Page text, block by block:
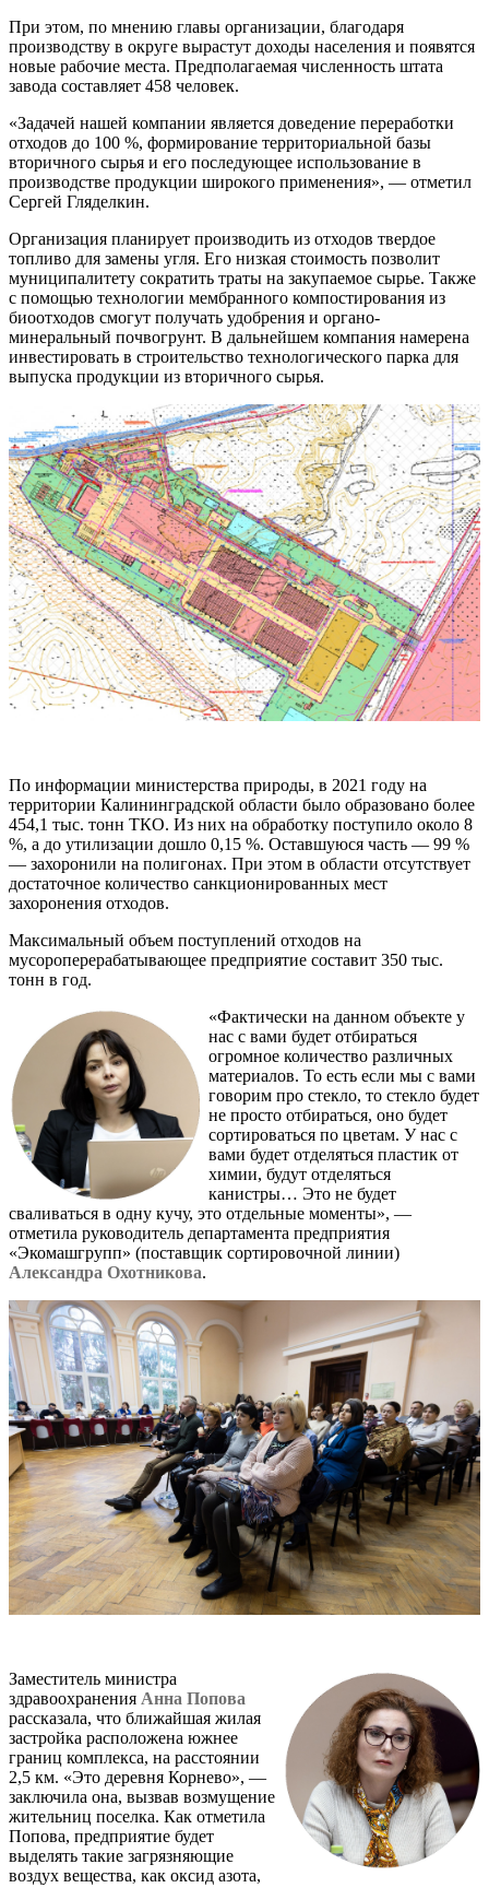
При этом, по мнению главы организации, благодаря
производству в округе вырастут доходы населения и появятся
новые рабочие места. Предполагаемая численность штата
завода составляет 458 человек.
«Задачей нашей компании является доведение переработки
отходов до 100 %, формирование территориальной базы
вторичного сырья и его последующее использование в
производстве продукции широкого применения», — отметил
Сергей Гляделкин.
Организация планирует производить из отходов твердое
топливо для замены угля. Его низкая стоимость позволит
муниципалитету сократить траты на закупаемое сырье. Также
с помощью технологии мембранного компостирования из
биоотходов смогут получать удобрения и органо-
минеральный почвогрунт. В дальнейшем компания намерена
инвестировать в строительство технологического парка для
выпуска продукции из вторичного сырья.
По информации министерства природы, в 2021 году на
территории Калининградской области было образовано более
454,1 тыс. тонн ТКО. Из них на обработку поступило около 8
%, а до утилизации дошло 0,15 %. Оставшуюся часть — 99 %
— захоронили на полигонах. При этом в области отсутствует
достаточное количество санкционированных мест
захоронения отходов.
Максимальный объем поступлений отходов на
мусороперерабатывающее предприятие составит 350 тыс.
тонн в год.
«Фактически на данном объекте у
нас с вами будет отбираться
огромное количество различных
материалов. То есть если мы с вами
говорим про стекло, то стекло будет
не просто отбираться, оно будет
сортироваться по цветам. У нас с
вами будет отделяться пластик от
химии, будут отделяться
канистры… Это не будет
сваливаться в одну кучу, это отдельные моменты», —
отметила руководитель департамента предприятия
«Экомашгрупп» (поставщик сортировочной линии)
Александра Охотникова.
Заместитель министра
здравоохранения Анна Попова
рассказала, что ближайшая жилая
застройка расположена южнее
границ комплекса, на расстоянии
2,5 км. «Это деревня Корнево», —
заключила она, вызвав возмущение
жительниц поселка. Как отметила
Попова, предприятие будет
выделять такие загрязняющие
воздух вещества, как оксид азота,